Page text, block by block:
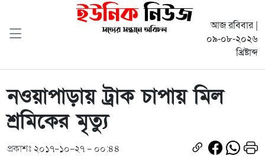
আজ রবিবার |
০৯-০৮-২০২৬
খ্রিষ্টাব্দ
নওয়াপাড়ায় ট্রাক চাপায় মিল
শ্রমিকের মৃত্যু
প্রকাশঃ ২০১৭-১০-২৭ - ০০:৪৪